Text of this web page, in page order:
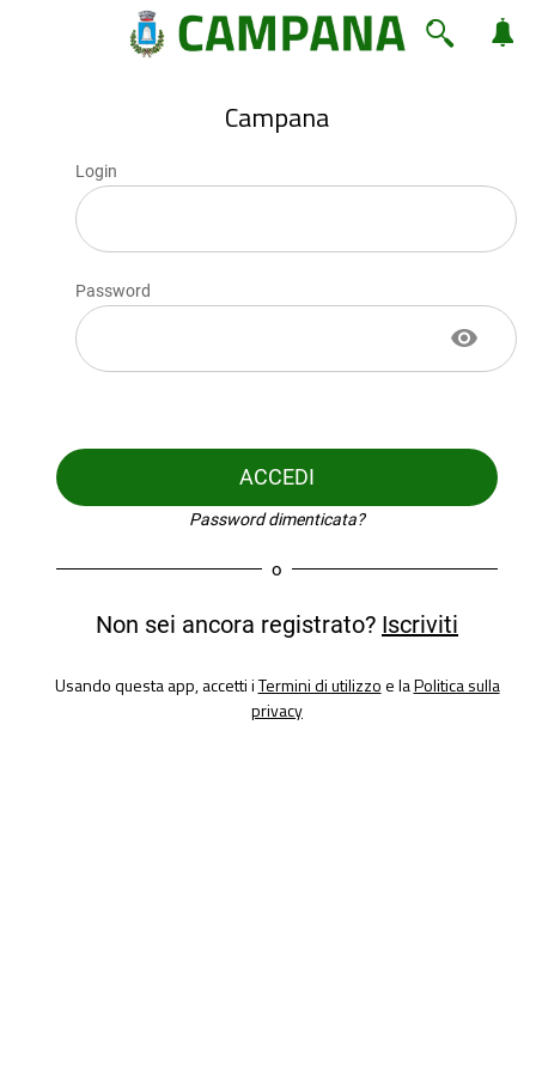
Campana
Login
Password
ACCEDI
Password dimenticata?
o
Non sei ancora registrato? Iscriviti
Usando questa app, accetti iTermini di utilizzoe laPolitica sulla
privacy